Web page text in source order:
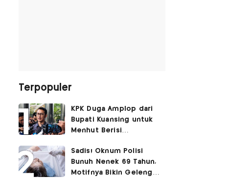
Terpopuler
KPK Duga Amplop dari
Bupati Kuansing untuk
Menhut Berisi
Pengembaliannya
Belum Utuh
Sadis! Oknum Polisi
Bunuh Nenek 69 Tahun,
Motifnya Bikin Geleng